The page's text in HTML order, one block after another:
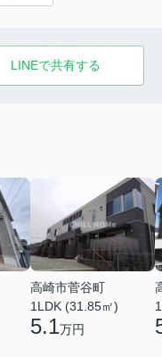
LINEで共有する
高崎市菅谷町
1LDK (31.85㎡)
5.1万円